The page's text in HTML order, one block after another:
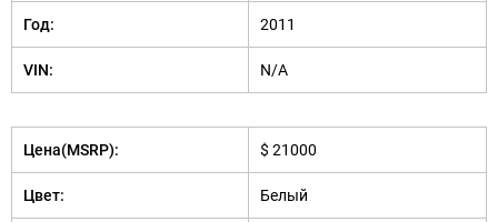
Год: 2011
VIN: N/A
Цена(MSRP): $ 21000
Цвет: Белый